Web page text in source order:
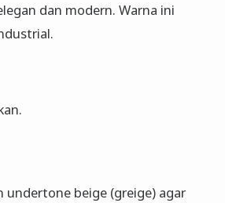
dan modern. Warna ini
beige (greige) agar